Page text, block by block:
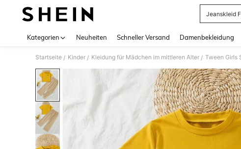
Jeanskleid
Kategorien Neuheiten Schneller Versand Damenbekleidung
Startseite / Kinder / Kleidung für Mädchen im mittleren Alter / Tween Girls